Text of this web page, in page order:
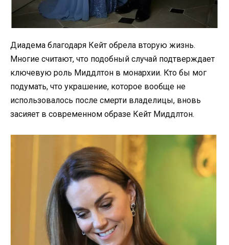
Диадема благодаря Кейт обрела вторую жизнь.
Многие считают, что подобный случай подтверждает
ключевую роль Миддлтон в монархии. Кто бы мог
подумать, что украшение, которое вообще не
использовалось после смерти владелицы, вновь
засияет в современном образе Кейт Миддлтон.